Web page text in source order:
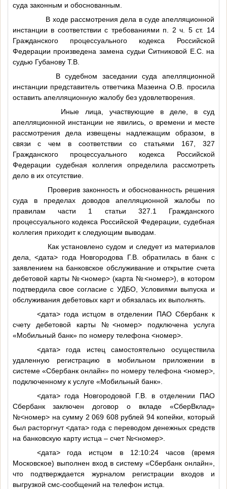
суда законным и обоснованным.
В ходе рассмотрения дела в суде апелляционной
инстанции в соответствии с требованиями п. 2 ч. 5 ст. 14
Гражданского процессуального кодекса Российской
Федерации произведена замена судьи Ситниковой Е.С. на
судью Губанову Т.В.
В судебном заседании суда апелляционной
инстанции представитель ответчика Мазеина О.В. просила
оставить апелляционную жалобу без удовлетворения.
Иные лица, участвующие в деле, в суд
апелляционной инстанции не явились, о времени и месте
рассмотрения дела извещены надлежащим образом, в
связи с чем в соответствии со статьями 167, 327
Гражданского процессуального кодекса Российской
Федерации судебная коллегия определила рассмотреть
дело в их отсутствие.
Проверив законность и обоснованность решения
суда в пределах доводов апелляционной жалобы по
правилам части 1 статьи 327.1 Гражданского
процессуального кодекса Российской Федерации, судебная
коллегия приходит к следующим выводам.
Как установлено судом и следует из материалов
дела, <дата> года Новгородова Г.В. обратилась в банк с
заявлением на банковское обслуживание и открытие счета
дебетовой карты №<номер>(карта №<номер>), в котором
подтвердила свое согласие с УДБО, Условиями выпуска и
обслуживания дебетовых карт и обязалась их выполнять.
<дата>года истцом в отделении ПАО Сбербанк к
счету дебетовой карты № <номер>подключена услуга
«Мобильный банк» по номеру телефона <номер>.
<дата>года истец самостоятельно осуществила
удаленную регистрацию в мобильном приложении в
системе «Сбербанк онлайн» по номеру телефона <номер>,
подключенному к услуге «Мобильный банк».
<дата>года Новгородовой Г.В. в отделении ПАО
Сбербанк заключен договор о вкладе «СберВклад»
№<номер> на сумму 2 069 608 рублей 94 копейки, который
был расторгнут<дата> года с переводом денежных средств
на банковскую карту истца – счет №<номер>.
<дата>года истцом в 12:10:24 часов (время
Московское) выполнен вход в систему «Сбербанк онлайн»,
что подтверждается журналом регистрации входов и
выгрузкой смс-сообщений на телефон истца.